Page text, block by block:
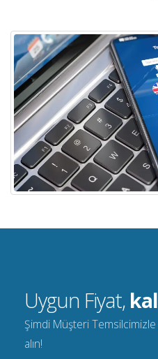
Uygun Fiyat,
Şimdi Müşteri
alın!